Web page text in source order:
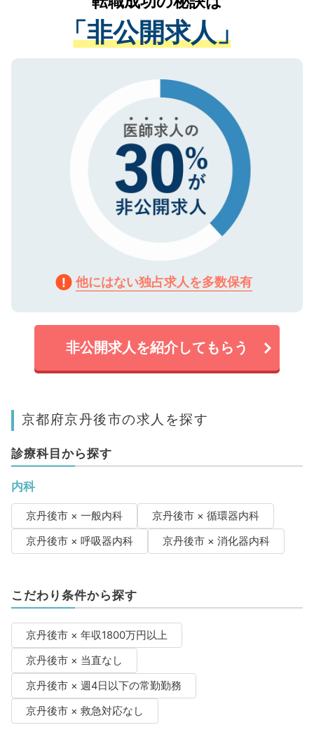
管理基準を満たした事業者のみに付与され
る、プライバシーマークを取得済みです。
で、機密保持に関してもご安心ください。
経験をまじえながら、適切なアドバイスを
させていただきます。すぐにご転職をされ
ない方には、長期的なサポートが可能です
ので、まずはご登録ください。
「非公開求人」
他にはない独占求人を多数保有
非公開求人を紹介してもらう
京都府京丹後市の求人を探す
診療科目から探す
内科
京丹後市 × 一般内科
京丹後市 × 循環器内科
京丹後市 × 呼吸器内科
京丹後市 × 消化器内科
こだわり条件から探す
京丹後市 × 年収1800万円以上
京丹後市 × 当直なし
京丹後市 × 週4日以下の常勤勤務
京丹後市 × 救急対応なし